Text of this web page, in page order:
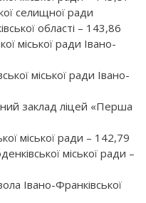
селищної ради
області – 143,86
міської ради Івано-
міської ради Івано-
заклад ліцей «Перша
міської ради – 142,79
міської ради –
Івано-Франківської